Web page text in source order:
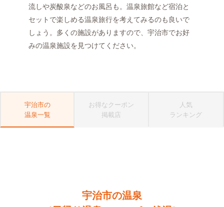
流しや炭酸泉などのお風呂も。温泉旅館など宿泊と
セットで楽しめる温泉旅行を考えてみるのも良いで
しょう。多くの施設がありますので、宇治市でお好
みの温泉施設を見つけてください。
宇治市の
温泉一覧
お得なクーポン
掲載店
人気
ランキング
宇治市の温泉